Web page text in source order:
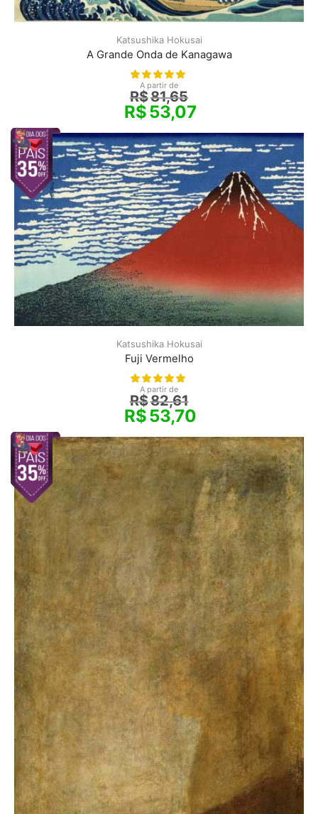
Katsushika Hokusai
A Grande Onda de Kanagawa
A partir de
R$81,65
R$53,07
Katsushika Hokusai
Fuji Vermelho
A partir de
R$82,61
R$53,70